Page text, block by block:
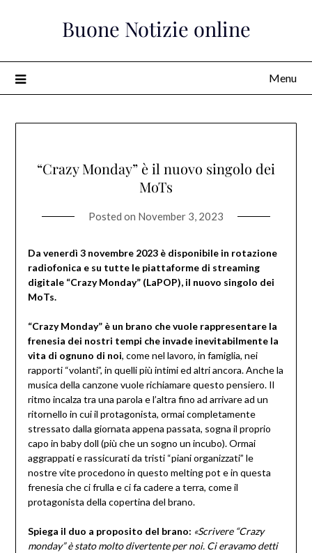
Buone Notizie online
Menu
“Crazy Monday” è il nuovo singolo dei
MoTs
Posted on November 3, 2023
Da venerdì 3 novembre 2023 è disponibile in rotazione
radiofonica e su tutte le piattaforme di streaming
digitale “Crazy Monday” (LaPOP), il nuovo singolo dei
MoTs.
“Crazy Monday” è un brano che vuole rappresentare la
frenesia dei nostri tempi che invade inevitabilmente la
vita di ognuno di noi, come nel lavoro, in famiglia, nei
rapporti “volanti”, in quelli più intimi ed altri ancora. Anche la
musica della canzone vuole richiamare questo pensiero. Il
ritmo incalza tra una parola e l’altra fino ad arrivare ad un
ritornello in cui il protagonista, ormai completamente
stressato dalla giornata appena passata, sogna il proprio
capo in baby doll (più che un sogno un incubo). Ormai
aggrappati e rassicurati da tristi “piani organizzati” le
nostre vite procedono in questo melting pot e in questa
frenesia che ci frulla e ci fa cadere a terra, come il
protagonista della copertina del brano.
Spiega il duo a proposito del brano: «Scrivere “Crazy
monday” è stato molto divertente per noi. Ci eravamo detti